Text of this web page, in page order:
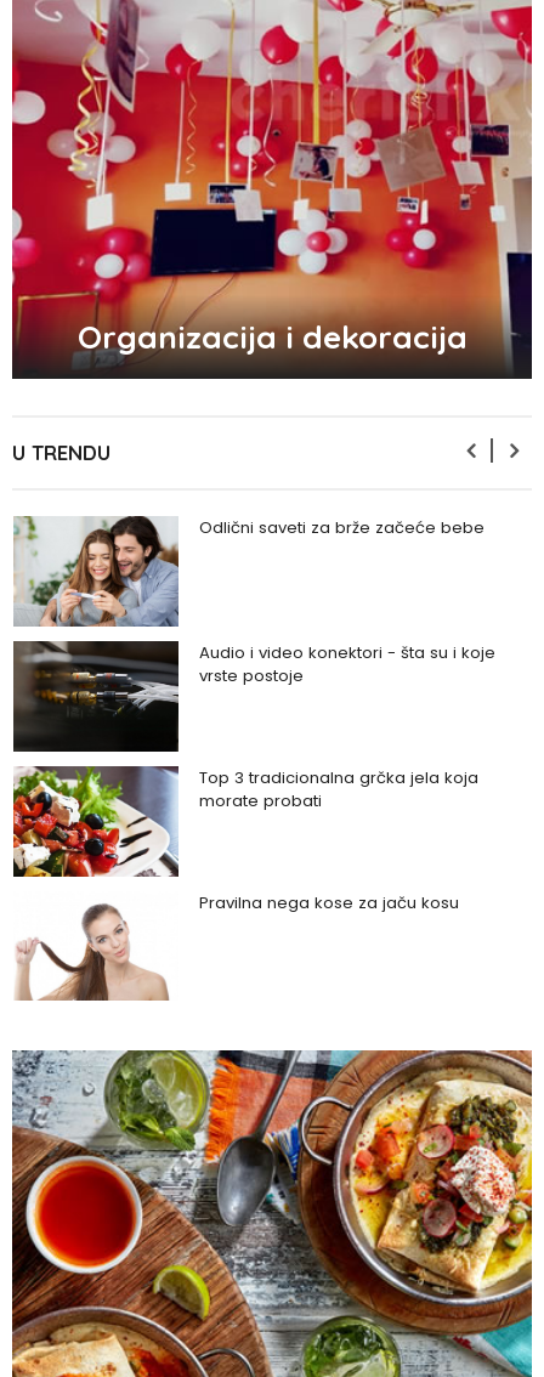
Organizacija i dekoracija
U TRENDU
Zašto trpimo loše veze i okolnosti koje
nam štete?
Zašto se seksualni život gasi kako
prolaze godine braka?
5 načina kako da pobedite stres
Odlični saveti za brže začeće bebe
Audio i video konektori - šta su i koje
vrste postoje
Top 3 tradicionalna grčka jela koja
morate probati
Pravilna nega kose za jaču kosu
Šta su policistični jajnici i kako rešiti ovaj
problem?
Zašto trpimo loše veze i okolnosti koje
nam štete?